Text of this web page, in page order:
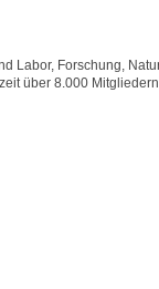
Labor, Forschung,
über 8.000